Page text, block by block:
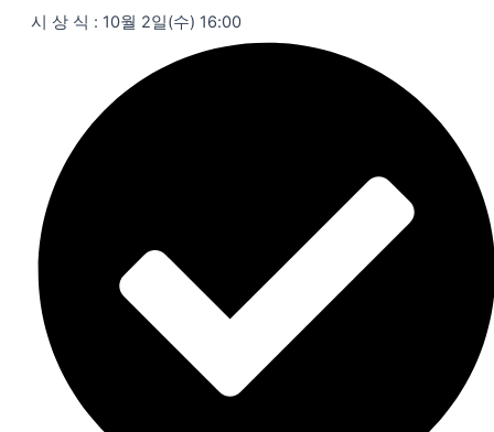
시 상 식 : 10월 2일(수) 16:00